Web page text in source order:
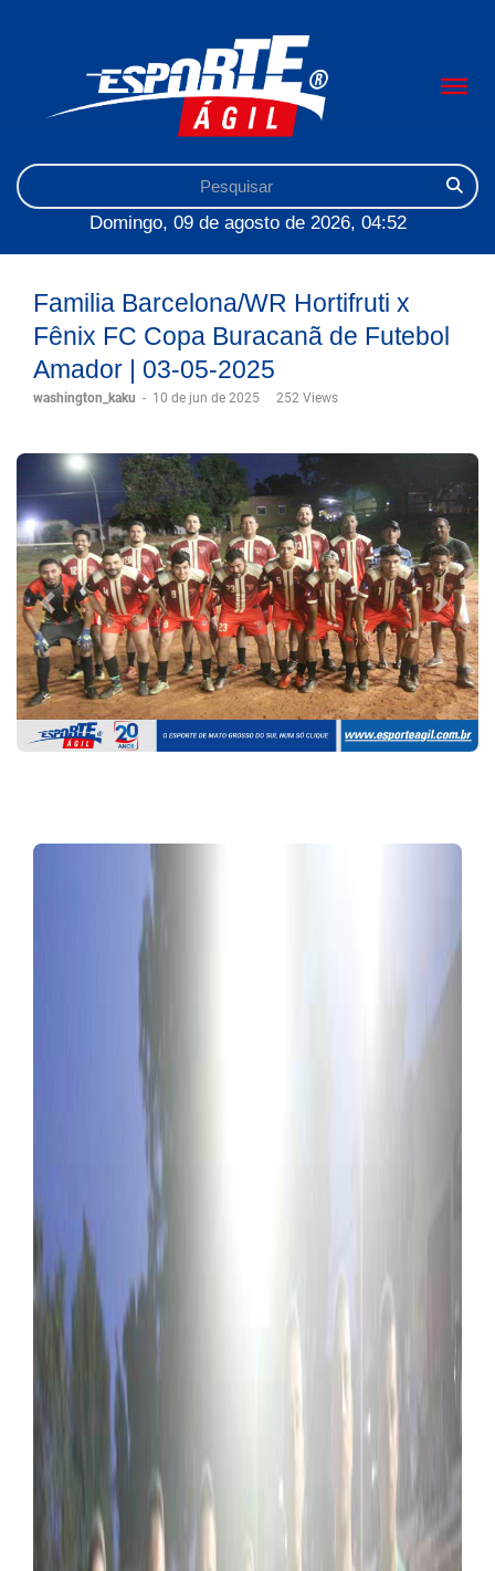
Domingo, 09 de agosto de 2026, 04:52
Familia Barcelona/WR Hortifruti x
Fênix FC Copa Buracanã de Futebol
Amador | 03-05-2025
washington_kaku - 10 de jun de 2025 252 Views
Previous Next